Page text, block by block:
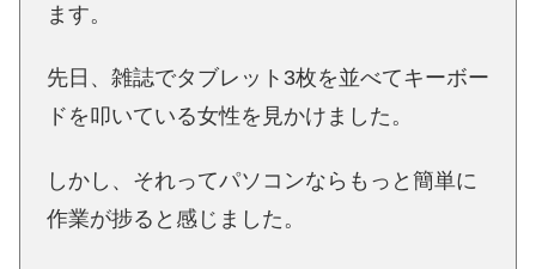
ます。
先日、雑誌でタブレット3枚を並べてキーボー
ドを叩いている女性を見かけました。
しかし、それってパソコンならもっと簡単に
作業が捗ると感じました。